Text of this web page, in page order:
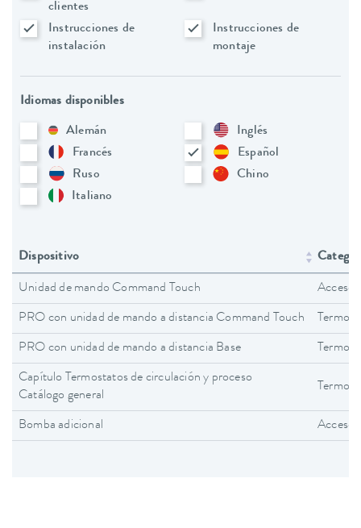
clientes
Instrucciones de
instalación
Instrucciones de
montaje
Idiomas disponibles
Alemán
Inglés
Francés
Español
Ruso
Chino
Italiano
Dispositivo
Unidad de mando Command Touch
PRO con unidad de mando a distancia Command Touch
PRO con unidad de mando a distancia Base
Capítulo Termostatos de circulación y proceso
Catálogo general
Bomba adicional